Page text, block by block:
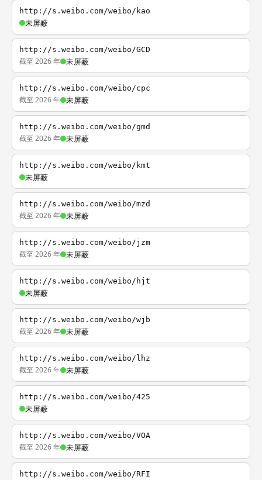
http://s.weibo.com/weibo/kao
未屏蔽
http://s.weibo.com/weibo/GCD
截至 2026 年 未屏蔽
http://s.weibo.com/weibo/cpc
截至 2026 年 未屏蔽
http://s.weibo.com/weibo/gmd
截至 2026 年 未屏蔽
http://s.weibo.com/weibo/kmt
未屏蔽
http://s.weibo.com/weibo/mzd
截至 2026 年 未屏蔽
http://s.weibo.com/weibo/jzm
截至 2026 年 未屏蔽
http://s.weibo.com/weibo/hjt
未屏蔽
http://s.weibo.com/weibo/wjb
截至 2026 年 未屏蔽
http://s.weibo.com/weibo/lhz
截至 2026 年 未屏蔽
http://s.weibo.com/weibo/425
未屏蔽
http://s.weibo.com/weibo/VOA
截至 2026 年 未屏蔽
http://s.weibo.com/weibo/RFI